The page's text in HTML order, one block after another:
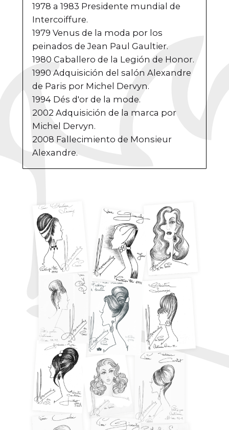
1978 a 1983 Presidente mundial de
Intercoiffure.
1979 Venus de la moda por los
peinados de Jean Paul Gaultier.
1980 Caballero de la Legión de Honor.
1990 Adquisición del salón Alexandre
de Paris por Michel Dervyn.
1994 Dés d'or de la mode.
2002 Adquisición de la marca por
Michel Dervyn.
2008 Fallecimiento de Monsieur
Alexandre.